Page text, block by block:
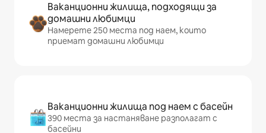
Ваканционни жилища, подходящи за
домашни любимци
Намерете 250 места под наем, които
приемат домашни любимци
Ваканционни жилища под наем с басейн
390 места за настаняване разполагат с
басейни